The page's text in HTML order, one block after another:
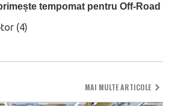
tempomat pentru Off-Road
(4)
MAI MULTE ARTICOLE